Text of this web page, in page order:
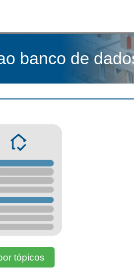
banco de
tópicos